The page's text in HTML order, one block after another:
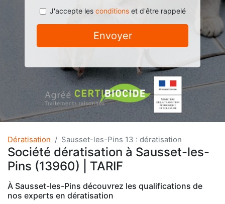
J'accepte les conditionset d'être rappelé
Envoyer
Dératisation Sausset-les-Pins 13 : dératisation
Société dératisation à Sausset-les-
Pins (13960) | TARIF
À Sausset-les-Pins découvrez les qualifications de
nos experts en dératisation